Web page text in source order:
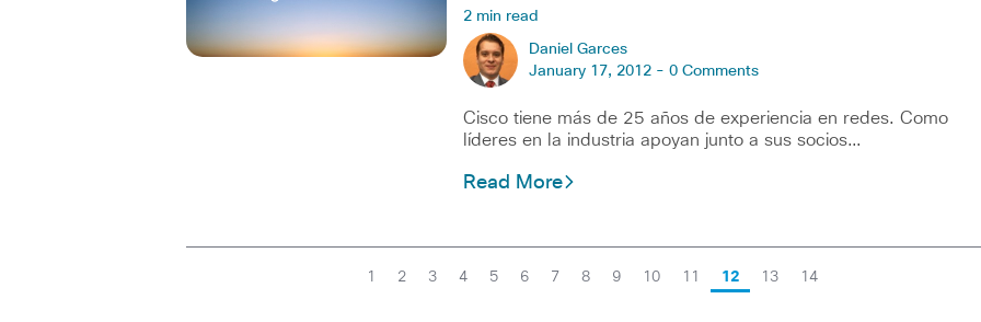
2 min read
Daniel Garces
January 17, 2012 - 0 Comments
Cisco tiene más de 25 años de experiencia en redes. Como
líderes en la industria apoyan junto a sus socios…
Read More
1 2 3 4 5 6 7 8 9 10 11 12 13 14